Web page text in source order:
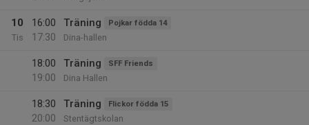
10
Tis
16:00
17:30
Träning Pojkar födda 14
Dina-hallen
18:00
19:00
Träning SFF Friends
Dina Hallen
18:30
20:00
Träning Flickor födda 15
Stentägtskolan